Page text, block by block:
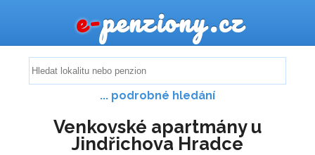
e-penziony.cz
... podrobné hledání
Venkovské apartmány u
Jindřichova Hradce